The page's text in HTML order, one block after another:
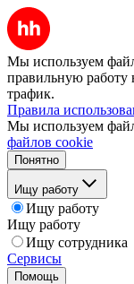
Мы используем
правильную работу
трафик.
Правила
Мы используем
файлов cookie
Понятно
Ищу работу
Ищу работу
Ищу работу
Ищу сотрудника
Сервисы
Помощь